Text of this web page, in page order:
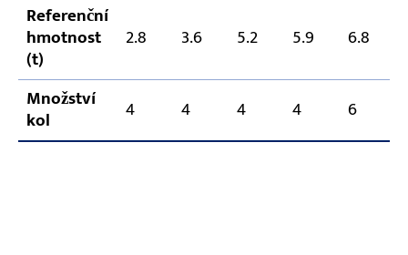
Referenční
hmotnost
(t)
2.8 3.6 5.2 5.9 6.8
Množství
kol 4 4 4 4 6